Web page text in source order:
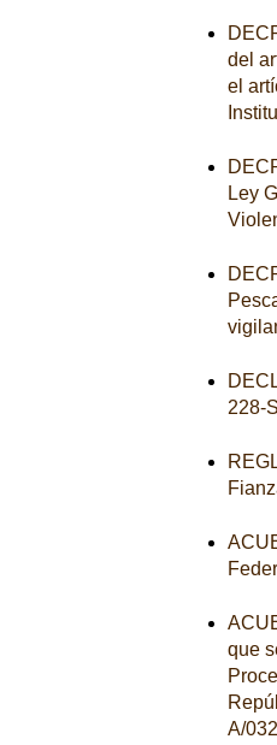
del
el
Ley
228-
que
A/